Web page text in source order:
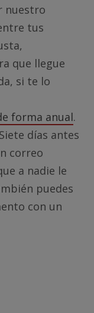
nuestro
tus
que llegue
si te lo
forma anual.
días antes
correo
a nadie le
puedes
con un